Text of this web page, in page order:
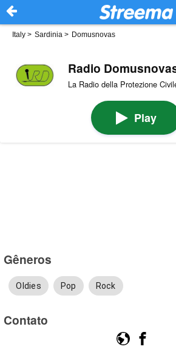
Italy > Sardinia > Domusnovas
Radio
La Radio della Protezione
Play
Gêneros
Oldies Pop Rock
Contato